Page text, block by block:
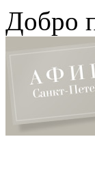
Добро